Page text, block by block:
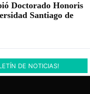
Doctorado Honoris
Santiago de
DE NOTICIAS!